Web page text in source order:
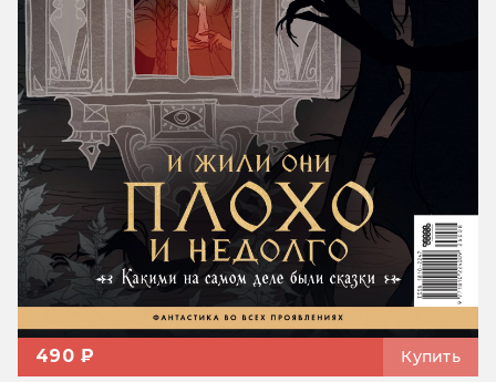
490 ₽ Купить